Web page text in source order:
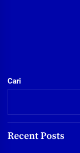
Cari
Recent Posts